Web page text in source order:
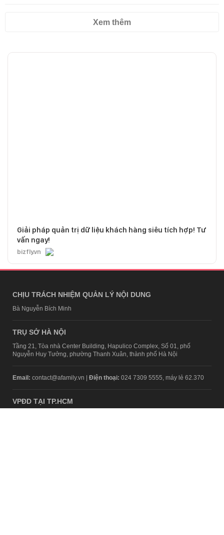
Xem thêm
Giải pháp quản trị dữ liệu khách hàng siêu tích hợp! Tư
vấn ngay!
bizfly.vn
CHỊU TRÁCH NHIỆM QUẢN LÝ NỘI DUNG
Bà Nguyễn Bích Minh
TRỤ SỞ HÀ NỘI
Tầng 21, Tòa nhà Center Building, Hapulico Complex, Số 01, phố
Nguyễn Huy Tưởng, phường Thanh Xuân, thành phố Hà Nội
Email: contact@afamily.vn | Điện thoại: 024 7309 5555, máy lẻ 62.370
VPĐD TẠI TP.HCM